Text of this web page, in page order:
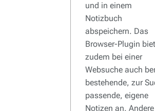
und in einem
Notizbuch
abspeichern. Das
Browser-Plugin
zudem bei einer
Websuche auch
bestehende, zur
passende, eigene
Notizen an. Andere